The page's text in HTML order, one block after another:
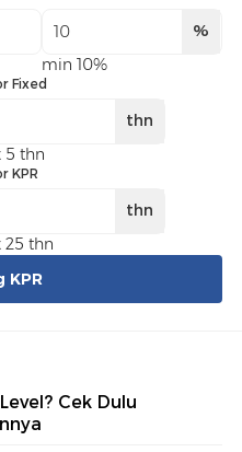
%
min 10%
Fixed
thn
5 thn
KPR
thn
25 thn
KPR
Cek Dulu